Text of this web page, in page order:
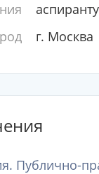
г. Москва